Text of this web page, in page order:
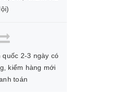
quốc 2-3 ngày có
kiểm hàng mới
toán